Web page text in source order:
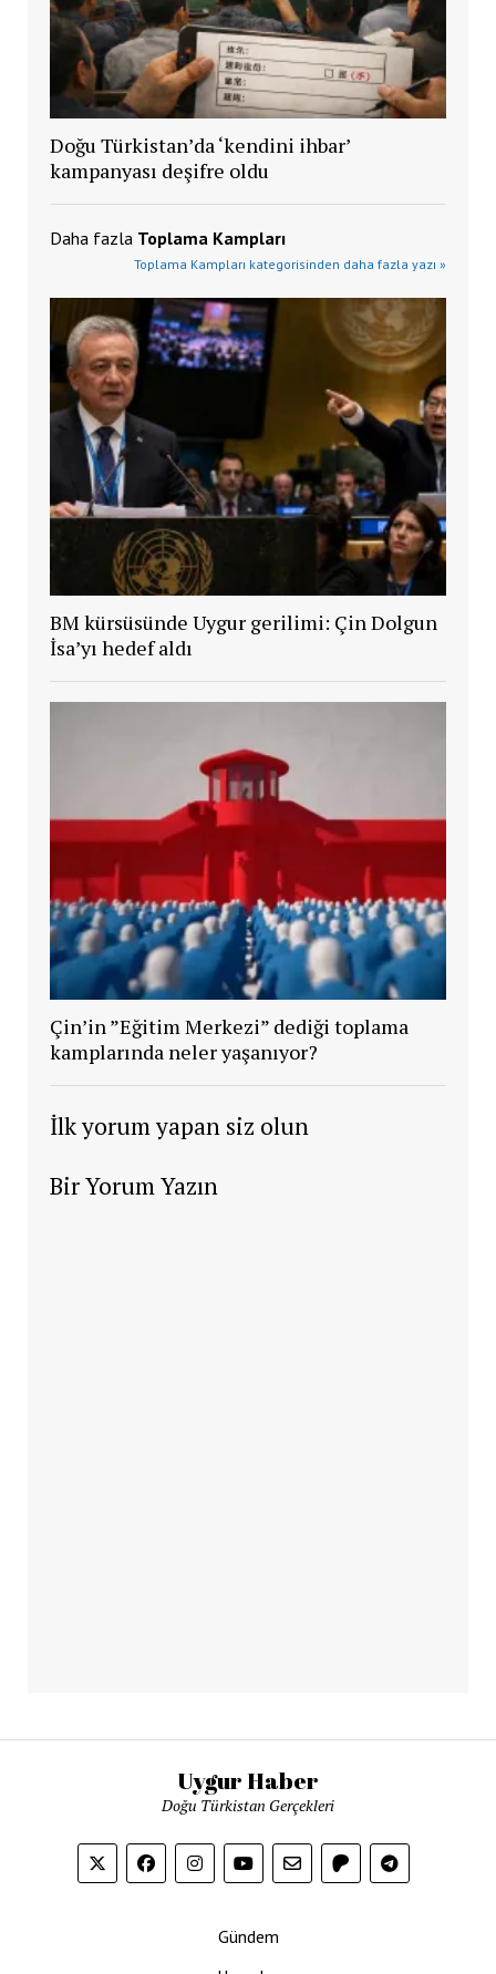
Doğu Türkistan’da ‘kendini ihbar’
kampanyası deşifre oldu
Daha fazla Toplama Kampları
Toplama Kampları kategorisinden daha fazla yazı »
BM kürsüsünde Uygur gerilimi: Çin Dolgun
İsa’yı hedef aldı
Çin’in ”Eğitim Merkezi” dediği toplama
kamplarında neler yaşanıyor?
İlk yorum yapan siz olun
Bir Yorum Yazın
Uygur Haber
Doğu Türkistan Gerçekleri
Gündem